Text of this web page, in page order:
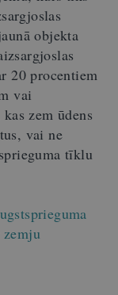
objekta
20 procentiem
vai
zem ūdens
vai ne
tīklu
zemju